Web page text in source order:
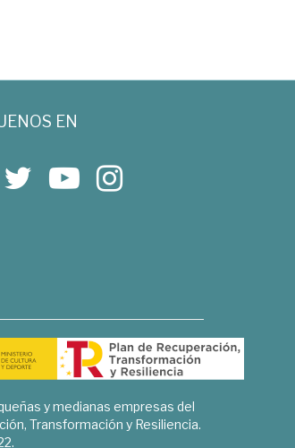
EN
y medianas empresas del
Transformación y Resiliencia.